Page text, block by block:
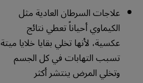
علاجات السرطان العادية مثل
الكيماوي أحياناً تعطي نتائج
عكسية، لأنها تخلي بقايا خلايا ميتة
تسبب التهابات في كل الجسم
وتخلي المرض ينتشر أكثر